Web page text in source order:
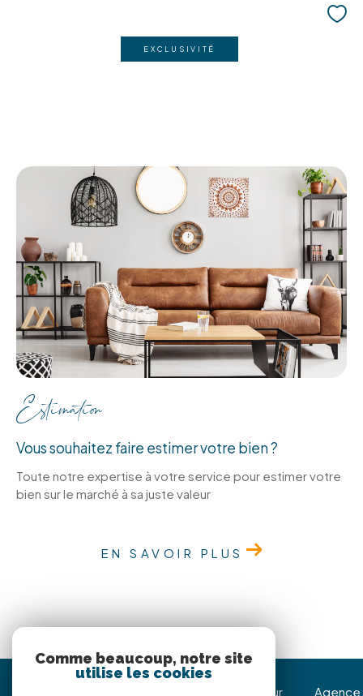
EXCLUSIVITÉ
Estimation
Vous souhaitez faire estimer votre bien ?
Toute notre expertise à votre service pour estimer votre
bien sur le marché à sa juste valeur
EN SAVOIR PLUS
Nous suivre sur Agence
Comme beaucoup, notre site
utilise les cookies